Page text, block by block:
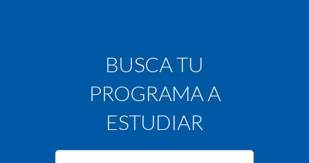
BUSCA TU
PROGRAMA A
ESTUDIAR